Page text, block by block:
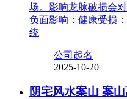
场。影响龙脉破损会
负面影响：健康受损
统
公司起名
2025-10-20
阴宅风水案山 案